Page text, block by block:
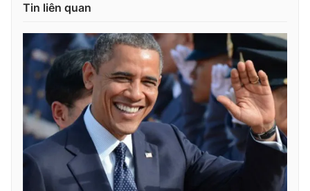
Tin liên quan